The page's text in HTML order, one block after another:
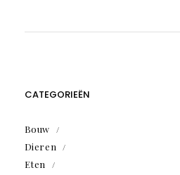
CATEGORIEËN
Bouw
Dieren
Eten